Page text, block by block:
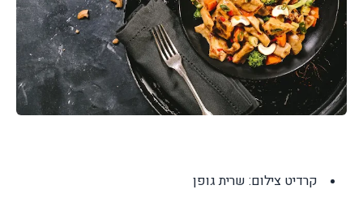
קרדיט צילום: שרית גופן